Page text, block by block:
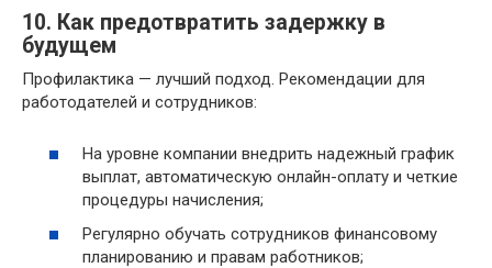
10. Как предотвратить задержку в
будущем
Профилактика — лучший подход. Рекомендации для
работодателей и сотрудников:
На уровне компании внедрить надежный график
выплат, автоматическую онлайн-оплату и четкие
процедуры начисления;
Регулярно обучать сотрудников финансовому
планированию и правам работников;